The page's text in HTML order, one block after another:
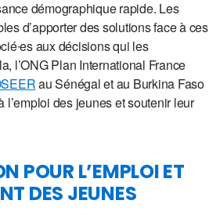
démographique rapide. Les
d’apporter des solutions face à ces
aux décisions qui les
l’ONG Plan International France
au Sénégal et au Burkina Faso
l’emploi des jeunes et soutenir leur
POUR L’EMPLOI ET
DES JEUNES